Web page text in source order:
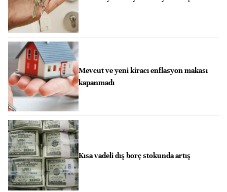
Mevcut ve yeni kiracı enflasyon makası
kapanmadı
Kısa vadeli dış borç stokunda artış